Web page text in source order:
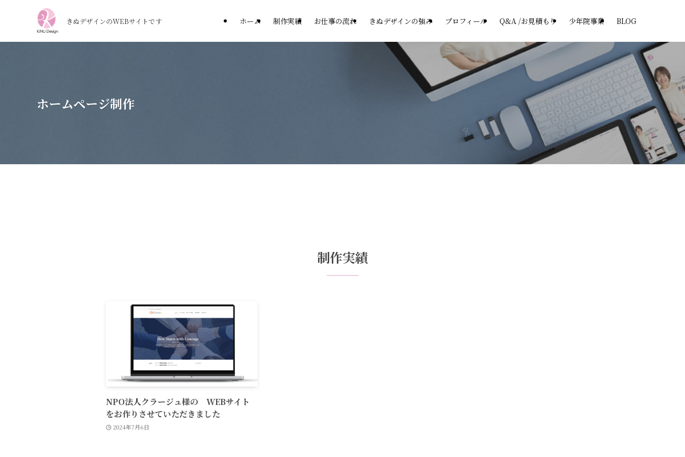
きぬデザインのWEBサイトです ホーム 制作実績 お仕事の流れ きぬデザインの強み プロフィール Q&A /お見積もり 少年院事業 BLOG
ホームページ制作
制作実績
NPO法人クラージュ様の WEBサイト
をお作りさせていただきました
2024年7月6日